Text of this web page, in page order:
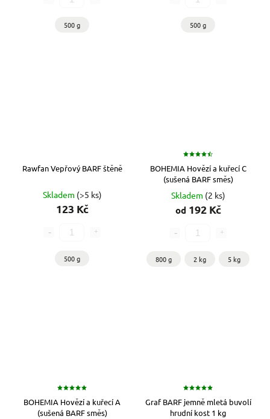
500 g 500 g
Rawfan Vepřový BARF štěně
Skladem (>5 ks)
123 Kč
500 g
BOHEMIA Hovězí a kuřecí C
(sušená BARF směs)
Skladem (2 ks)
od 192 Kč
800 g 2 kg 5 kg
BOHEMIA Hovězí a kuřecí A
(sušená BARF směs)
Graf BARF jemně mletá buvolí
hrudní kost 1 kg